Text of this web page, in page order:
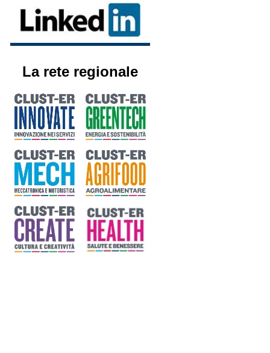
La rete regionale